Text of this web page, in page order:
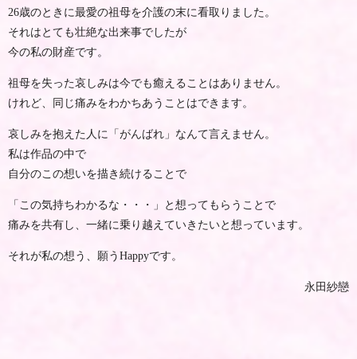
26歳のときに最愛の祖母を介護の末に看取りました。
それはとても壮絶な出来事でしたが
今の私の財産です。
祖母を失った哀しみは今でも癒えることはありません。
けれど、同じ痛みをわかちあうことはできます。
哀しみを抱えた人に「がんばれ」なんて言えません。
私は作品の中で
自分のこの想いを描き続けることで
「この気持ちわかるな・・・」と想ってもらうことで
痛みを共有し、一緒に乗り越えていきたいと想っています。
それが私の想う、願うHappyです。
永田紗戀